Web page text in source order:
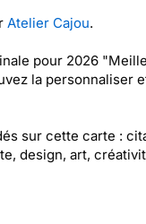
Atelier Cajou.
pour 2026
la personnaliser
sur cette carte :
design, art,